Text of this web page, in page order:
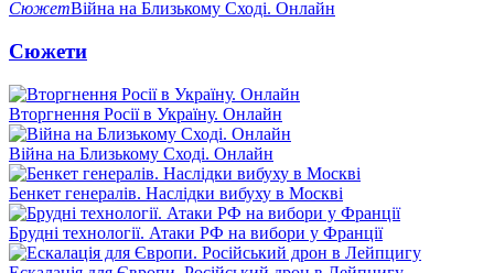
СюжетВійна на Близькому Сході. Онлайн
Сюжети
Вторгнення Росії в Україну. Онлайн
Війна на Близькому Сході. Онлайн
Бенкет генералів. Наслідки вибуху в Москві
Брудні технології. Атаки РФ на вибори у Франції